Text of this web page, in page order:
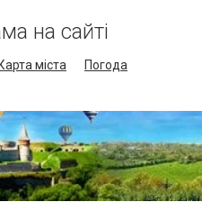
на сайті
Карта міста
Погода